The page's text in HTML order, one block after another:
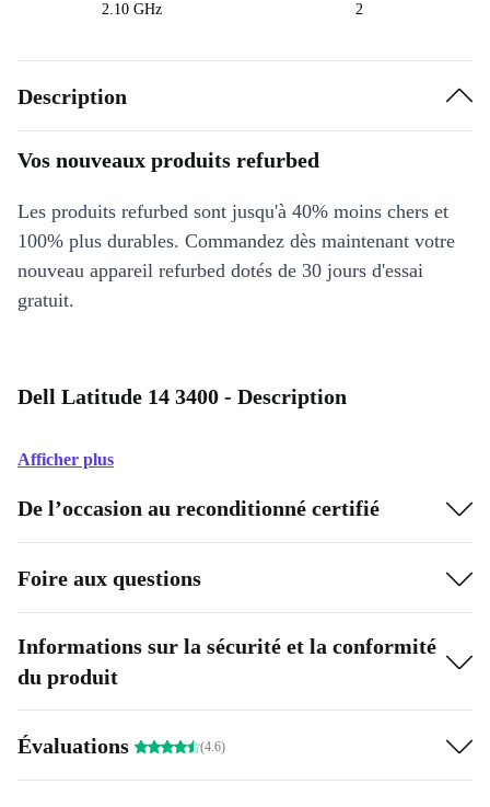
2.10 GHz
2
Description
Vos nouveaux produits refurbed
Les produits refurbed sont jusqu'à 40% moins chers et
100% plus durables. Commandez dès maintenant votre
nouveau appareil refurbed dotés de 30 jours d'essai
gratuit.
Dell Latitude 14 3400 - Description
Afficher plus
De l’occasion au reconditionné certifié
Foire aux questions
Informations sur la sécurité et la conformité
du produit
Évaluations (4.6)